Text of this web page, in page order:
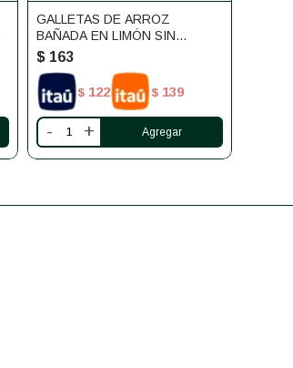
GALLETAS DE ARROZ
BAÑADA EN LIMÓN SIN
GLUTEN DELUXE
$ 163
$ 122 $ 139
- +